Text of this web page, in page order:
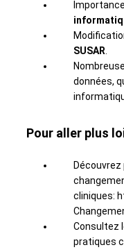
SUSAR.
données,
Pour aller plus
cliniques:
Consultez
pratiques